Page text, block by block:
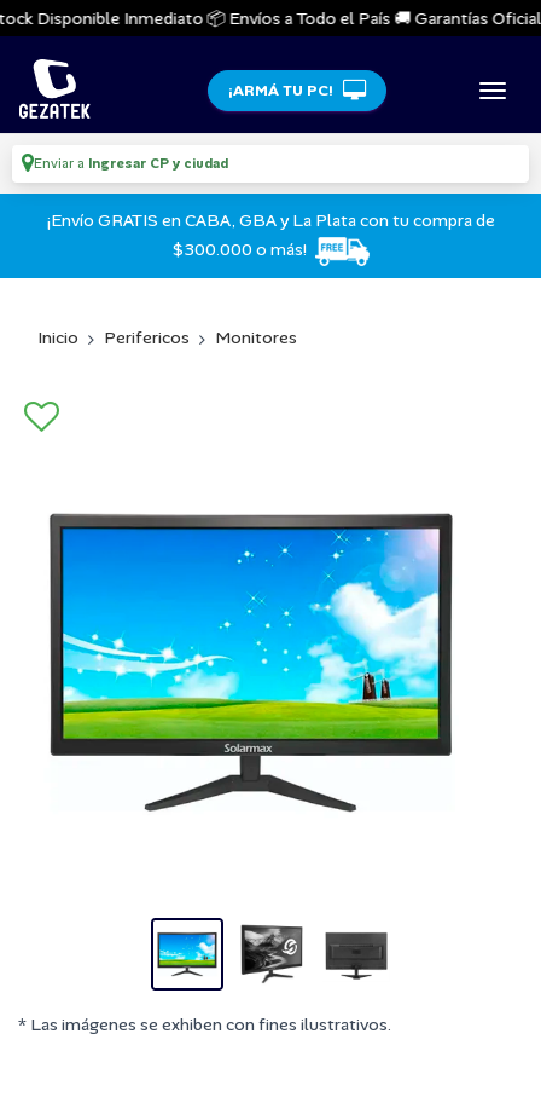
Disponible Inmediato 📦 Envíos a Todo el País 🚚 Garantías
¡ARMÁ TU PC!
Enviar a Ingresar CP y ciudad
¡Envío GRATIS en CABA, GBA y La Plata con tu compra de
$300.000 o más!
Inicio Perifericos Monitores
* Las imágenes se exhiben con fines ilustrativos.